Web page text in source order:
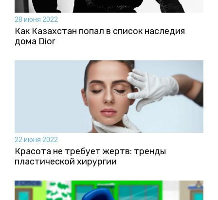
28 июня 2022
Как Казахстан попал в список наследия
дома Dior
22 июня 2022
Красота не требует жертв: тренды
пластической хирургии